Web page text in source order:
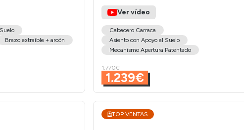
Brazo extraíble + arcón
Ver vídeo
Cabecero Carraca
Asiento con Apoyo al Suelo
Mecanismo Apertura Patentado
1.770€
1.239€
TOP VENTAS